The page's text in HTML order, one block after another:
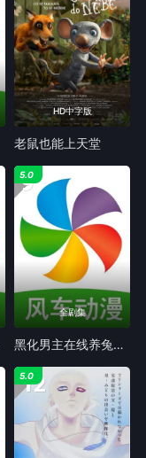
HD中字版
老鼠也能上天堂
9
全剧集
5.0
黑化男主在线养兔动态漫画第一季
12
5.0